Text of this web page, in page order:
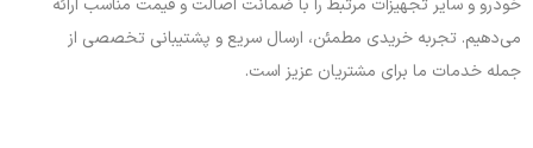
خودرو و سایر تجهیزات مرتبط را با ضمانت اصالت و قیمت مناسب ارائه
می‌دهیم. تجربه خریدی مطمئن، ارسال سریع و پشتیبانی تخصصی از
جمله خدمات ما برای مشتریان عزیز است.